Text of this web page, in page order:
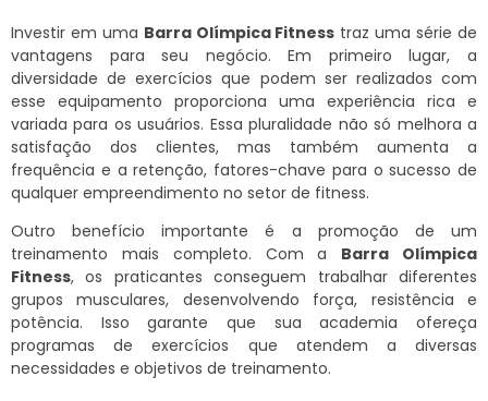
Investir em uma Barra Olímpica Fitness traz uma série de
vantagens para seu negócio. Em primeiro lugar, a
diversidade de exercícios que podem ser realizados com
esse equipamento proporciona uma experiência rica e
variada para os usuários. Essa pluralidade não só melhora a
satisfação dos clientes, mas também aumenta a
frequência e a retenção, fatores-chave para o sucesso de
qualquer empreendimento no setor de fitness.
Outro benefício importante é a promoção de um
treinamento mais completo. Com a Barra Olímpica
Fitness, os praticantes conseguem trabalhar diferentes
grupos musculares, desenvolvendo força, resistência e
potência. Isso garante que sua academia ofereça
programas de exercícios que atendem a diversas
necessidades e objetivos de treinamento.